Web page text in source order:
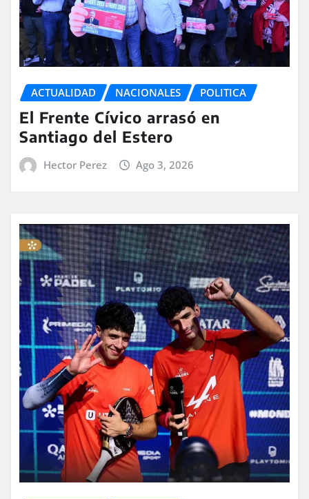
ACTUALIDAD NACIONALES POLITICA
El Frente Cívico arrasó en
Santiago del Estero
Hector Perez Ago 3, 2026